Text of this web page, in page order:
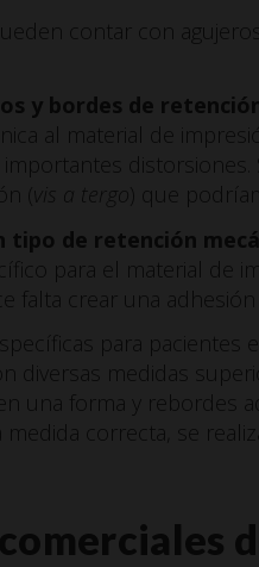
contar con
y bordes de
al material de
importantes
(
vis a tergo
) que
tipo de retención
para el material de
falta crear una
para
diversas medidas
una forma y rebordes
medida correcta, se